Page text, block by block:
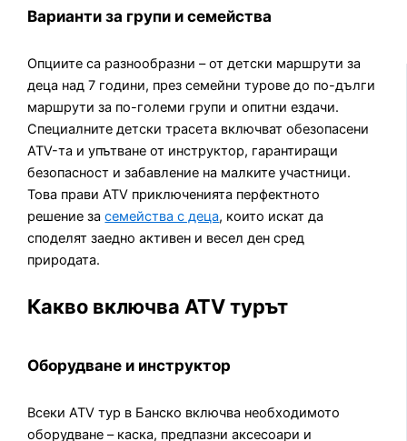
Варианти за групи и семейства
Опциите са разнообразни – от детски маршрути за
деца над 7 години, през семейни турове до по-дълги
маршрути за по-големи групи и опитни ездачи.
Специалните детски трасета включват обезопасени
ATV-та и упътване от инструктор, гарантиращи
безопасност и забавление на малките участници.
Това прави ATV приключенията перфектното
решение засемейства с деца, които искат да
споделят заедно активен и весел ден сред
природата.
Какво включва ATV турът
Оборудване и инструктор
Всеки ATV тур в Банско включва необходимото
оборудване – каска, предпазни аксесоари и